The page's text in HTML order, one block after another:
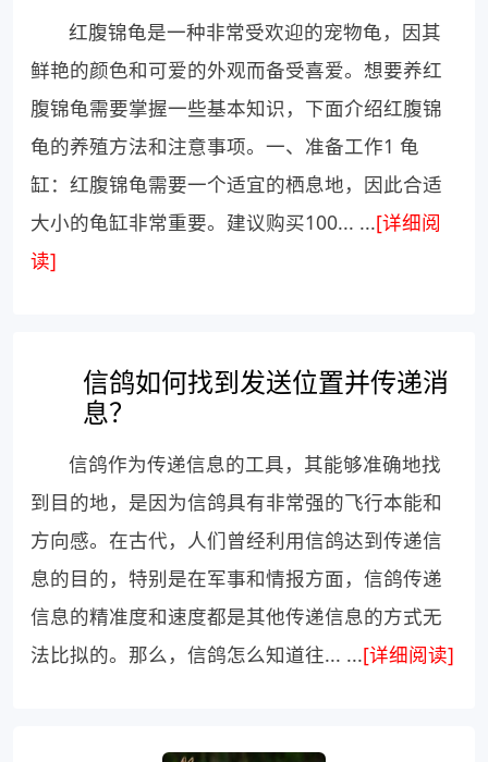
红腹锦龟是一种非常受欢迎的宠物龟，因其
鲜艳的颜色和可爱的外观而备受喜爱。想要养红
腹锦龟需要掌握一些基本知识，下面介绍红腹锦
龟的养殖方法和注意事项。一、准备工作1 龟
缸：红腹锦龟需要一个适宜的栖息地，因此合适
大小的龟缸非常重要。建议购买100... ...[详细阅
读]
信鸽如何找到发送位置并传递消
息？
信鸽作为传递信息的工具，其能够准确地找
到目的地，是因为信鸽具有非常强的飞行本能和
方向感。在古代，人们曾经利用信鸽达到传递信
息的目的，特别是在军事和情报方面，信鸽传递
信息的精准度和速度都是其他传递信息的方式无
法比拟的。那么，信鸽怎么知道往... ...[详细阅读]